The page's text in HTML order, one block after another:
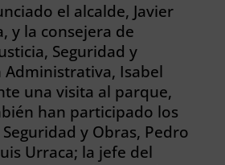
el alcalde, Javier
y la consejera de
Seguridad y
Administrativa, Isabel
una visita al parque,
han participado los
y Obras, Pedro
Urraca; la jefe del